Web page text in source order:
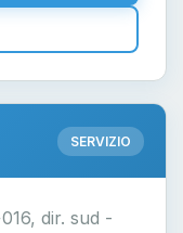
SERVIZIO
dir. sud -